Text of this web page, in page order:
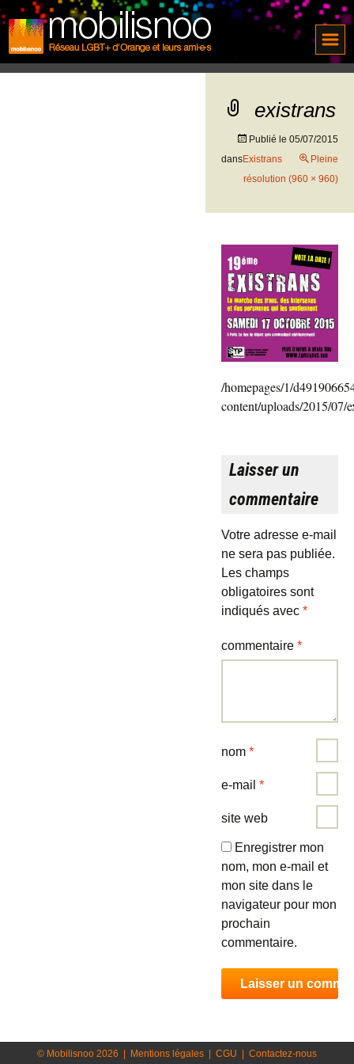
existrans
Publié le 05/07/2015
dansExistrans
Pleine
résolution (960 × 960)
/homepages/1/
content/uploads/2015/07/
Laisser un
commentaire
Votre adresse e-mail
ne sera pas publiée.
Les champs
obligatoires sont
indiqués avec *
commentaire *
nom *
e-mail *
site web
Enregistrer mon
nom, mon e-mail et
mon site dans le
navigateur pour mon
prochain
commentaire.
© Mobilisnoo 2026 Mentions légales CGU Contactez-nous